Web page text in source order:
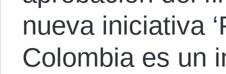
nueva iniciativa
Colombia es un